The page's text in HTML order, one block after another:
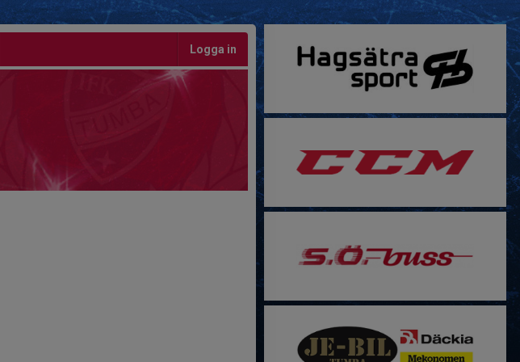
Logga in